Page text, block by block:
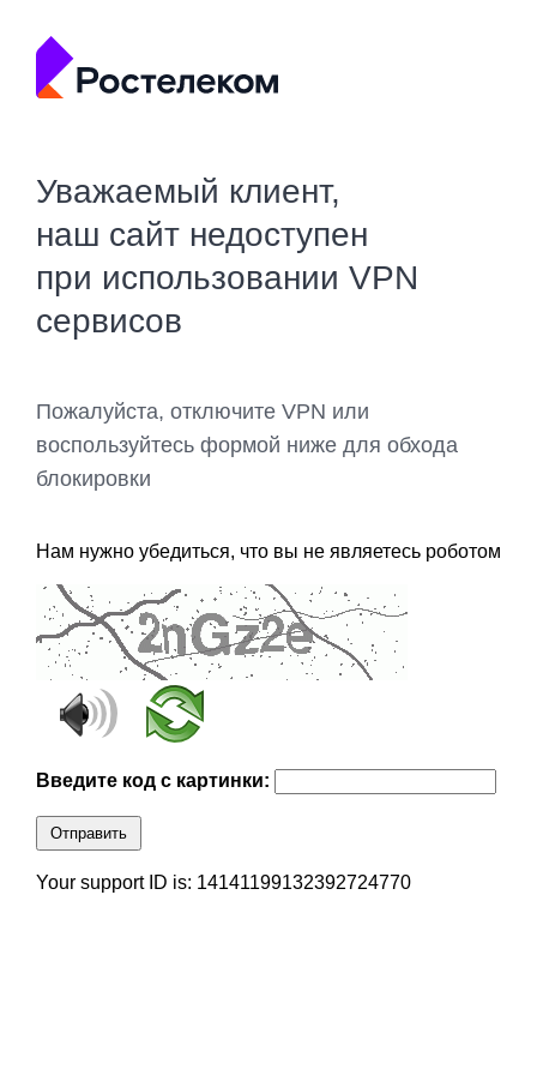
Уважаемый клиент,
наш сайт недоступен
при использовании VPN
сервисов
Пожалуйста, отключите VPN или
воспользуйтесь формой ниже для обхода
блокировки
Нам нужно убедиться, что вы не являетесь роботом
Введите код с картинки:
Отправить
Your support ID is: 14141199132392724770